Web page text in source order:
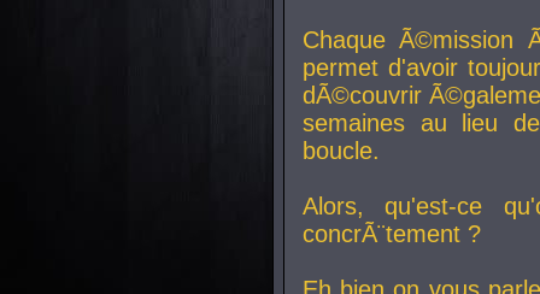
Chaque Ã©mission
permet d'avoir
dÃ©couvrir
semaines au lieu
boucle.
Alors, qu'est-ce
concrÃ¨tement ?